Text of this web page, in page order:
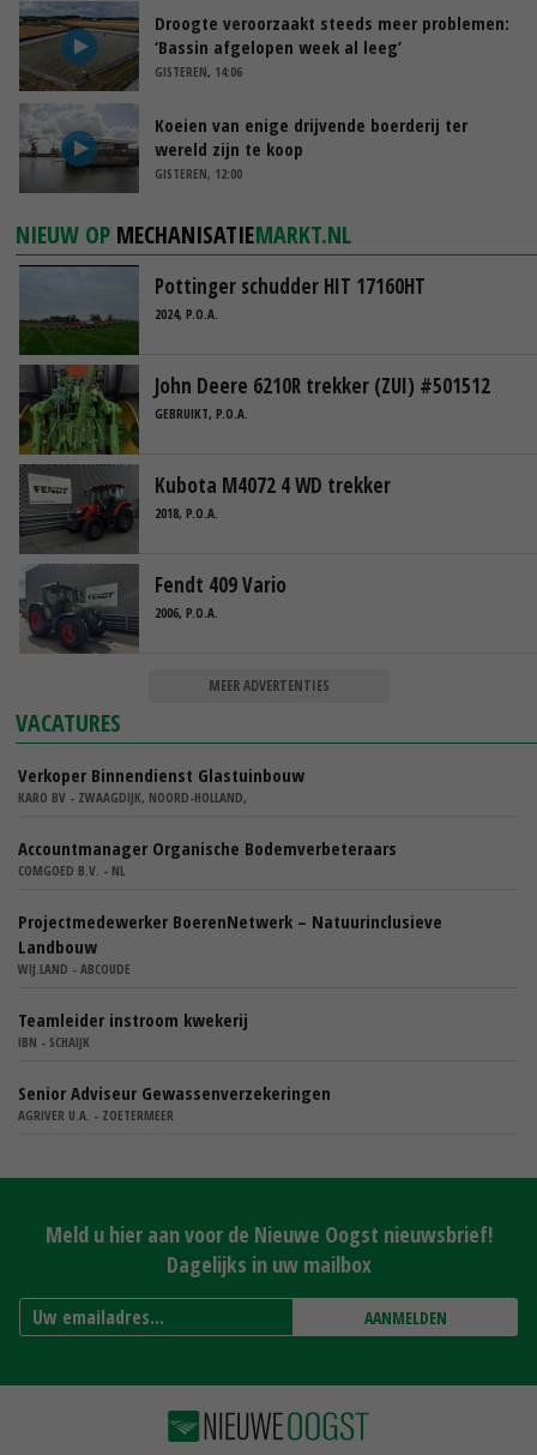
Droogte veroorzaakt steeds meer problemen:
‘Bassin afgelopen week al leeg’
GISTEREN, 14:06
Koeien van enige drijvende boerderij ter
wereld zijn te koop
GISTEREN, 12:00
NIEUW OP MECHANISATIEMARKT.NL
Pottinger schudder HIT 17160HT
2024, P.O.A.
John Deere 6210R trekker (ZUI) #501512
GEBRUIKT, P.O.A.
Kubota M4072 4 WD trekker
2018, P.O.A.
Fendt 409 Vario
2006, P.O.A.
MEER ADVERTENTIES
VACATURES
Verkoper Binnendienst Glastuinbouw
KARO BV - ZWAAGDIJK, NOORD-HOLLAND,
Accountmanager Organische Bodemverbeteraars
COMGOED B.V. - NL
Projectmedewerker BoerenNetwerk – Natuurinclusieve
Landbouw
WIJ.LAND - ABCOUDE
Teamleider instroom kwekerij
IBN - SCHAIJK
Senior Adviseur Gewassenverzekeringen
AGRIVER U.A. - ZOETERMEER
Meld u hier aan voor de Nieuwe Oogst nieuwsbrief!
Dagelijks in uw mailbox
AANMELDEN